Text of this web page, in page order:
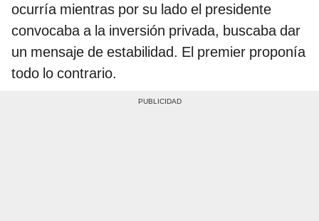
ocurría mientras por su lado el presidente
convocaba a la inversión privada, buscaba dar
un mensaje de estabilidad. El premier proponía
todo lo contrario.